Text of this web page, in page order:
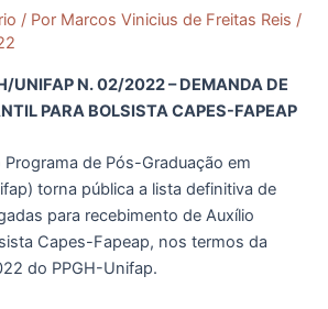
/ Por Marcos Vinicius de Freitas Reis /
UNIFAP N. 02/2022 – DEMANDA DE
PARA BOLSISTA CAPES-FAPEAP
de Pós-Graduação em
torna pública a lista definitiva de
para recebimento de Auxílio
Capes-Fapeap, nos termos da
do PPGH-Unifap.